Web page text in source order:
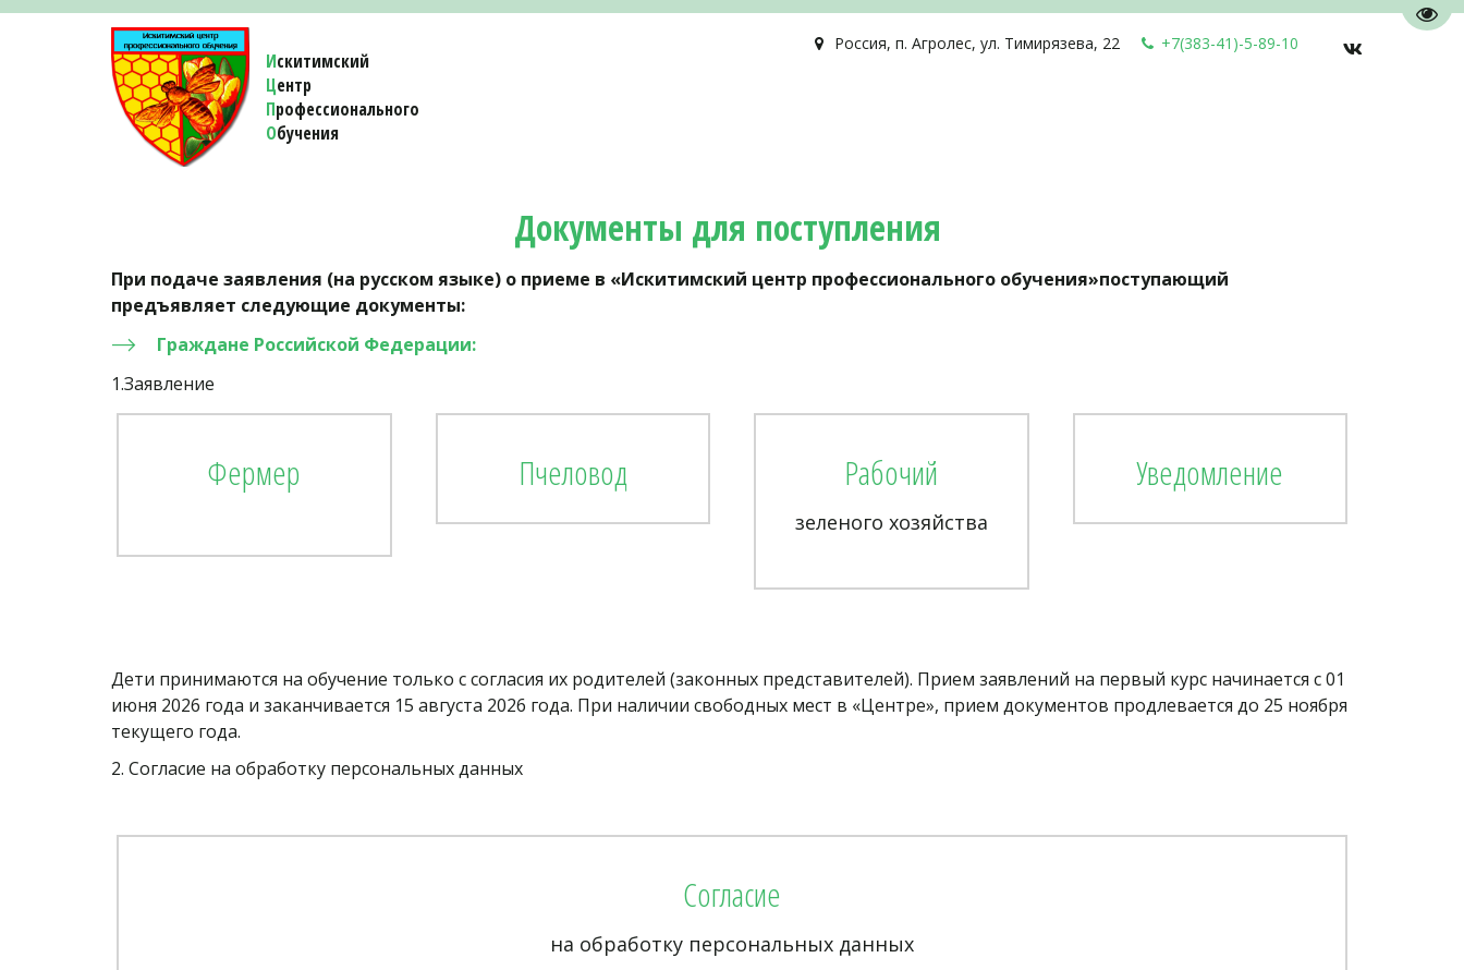
Искитимский
Центр
Профессионального
Обучения
+7(383-41)-5-89-10
Россия, п. Агролес, ул. Тимирязева, 22
Документы для поступления
При подаче заявления (на русском языке) о приеме в «Искитимский центр профессионального обучения»поступающий
предъявляет следующие документы:
Граждане Российской Федерации:
1.Заявление
Фермер Пчеловод Рабочий
зеленого хозяйства
Уведомление
Дети принимаются на обучение только с согласия их родителей (законных представителей). Прием заявлений на первый курс начинается с 01
июня 2026 года и заканчивается 15 августа 2026 года. При наличии свободных мест в «Центре», прием документов продлевается до 25 ноября
текущего года.
2. Согласие на обработку персональных данных
Согласие
на обработку персональных данных